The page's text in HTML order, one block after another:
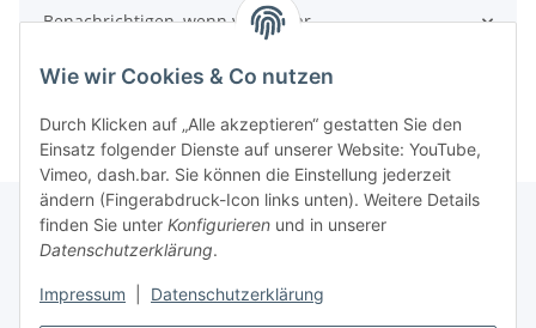
Wie wir Cookies & Co nutzen
Durch Klicken auf „Alle akzeptieren“ gestatten Sie den
Einsatz folgender Dienste auf unserer Website: YouTube,
Vimeo, dash.bar. Sie können die Einstellung jederzeit
ändern (Fingerabdruck-Icon links unten). Weitere Details
finden Sie unter Konfigurieren und in unserer
Datenschutzerklärung.
Impressum Datenschutzerklärung
Benachrichtigen, wenn verfügbar